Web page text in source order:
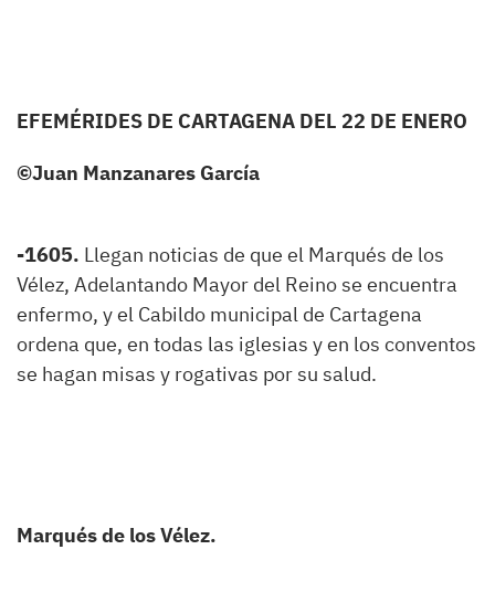
EFEMÉRIDES DE CARTAGENA DEL 22 DE ENERO
©Juan Manzanares García
-1605. Llegan noticias de que el Marqués de los
Vélez, Adelantando Mayor del Reino se encuentra
enfermo, y el Cabildo municipal de Cartagena
ordena que, en todas las iglesias y en los conventos
se hagan misas y rogativas por su salud.
Marqués de los Vélez.